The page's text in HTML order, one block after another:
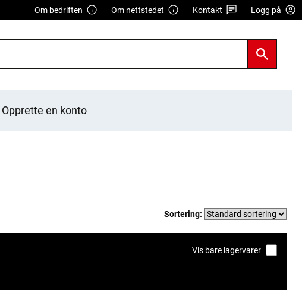
Om bedriften Om nettstedet Kontakt Logg på
Opprette en konto
Sortering:
Vis bare lagervarer